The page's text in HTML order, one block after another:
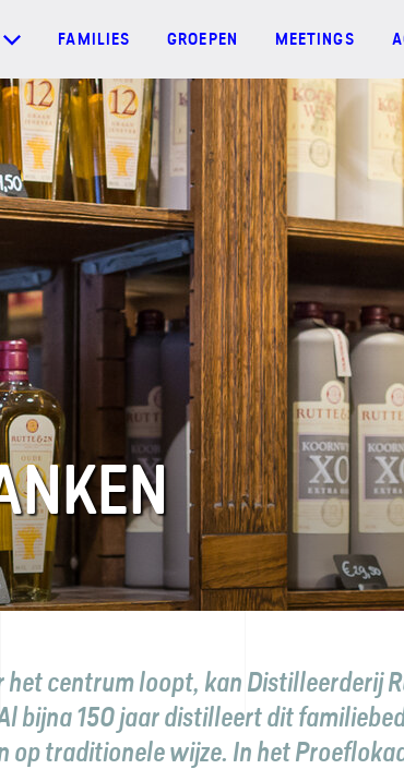
FAMILIES GROEPEN MEETINGS
het centrum loopt, kan Distilleerderij
bijna 150 jaar distilleert dit
op traditionele wijze. In het